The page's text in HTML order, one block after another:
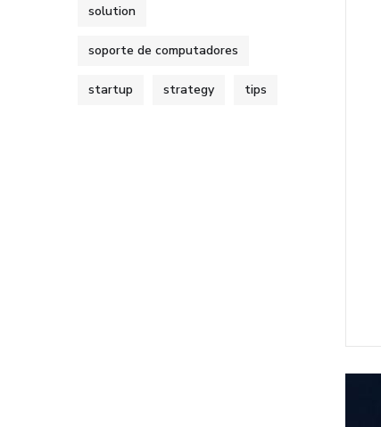
solution
soporte de computadores
startup strategy tips